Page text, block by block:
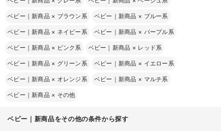
ベビー｜新商品 × ブラウン系 ベビー｜新商品 × ブルー系
ベビー｜新商品 × ネイビー系 ベビー｜新商品 × パープル系
ベビー｜新商品 × ピンク系 ベビー｜新商品 × レッド系
ベビー｜新商品 × グリーン系 ベビー｜新商品 × イエロー系
ベビー｜新商品 × オレンジ系 ベビー｜新商品 × マルチ系
ベビー｜新商品 × その他
ベビー｜新商品をその他の条件から探す